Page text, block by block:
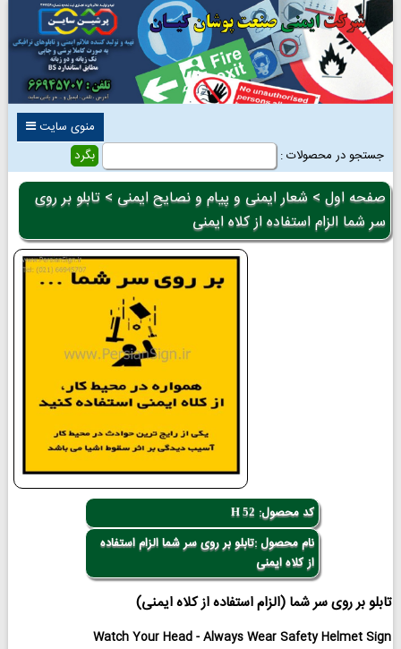
منوی سایت
جستجو در محصولات :
صفحه اول >شعار ایمنی و پیام و نصایح ایمنی > تابلو بر روی
سر شما الزام استفاده از کلاه ایمنی
کد محصول: H 52
نام محصول :تابلو بر روی سر شما الزام استفاده
از کلاه ایمنی
تابلو بر روی سر شما (الزام استفاده از کلاه ایمنی)
Watch Your Head - Always Wear Safety Helmet Sign